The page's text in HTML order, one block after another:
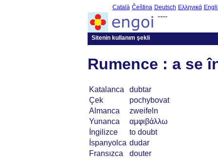
Català Čeština Deutsch Ελληνικά
----
Sitenin kullanım şekli
Rumence : a se
Katalanca
dubtar
Çek
pochybovat
Almanca
zweifeln
Yunanca
αμφιβάλλω
İngilizce
to doubt
İspanyolca dudar
Fransızca
douter